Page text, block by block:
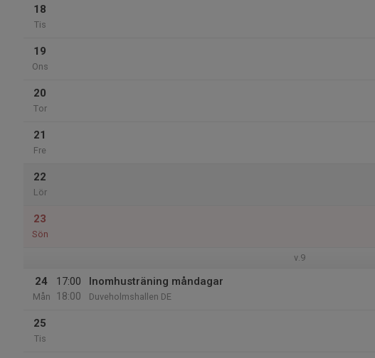
18
Tis
19
Ons
20
Tor
21
Fre
22
Lör
23
Sön
v.9
24
Mån
17:00
18:00
Inomhusträning måndagar
Duveholmshallen DE
25
Tis